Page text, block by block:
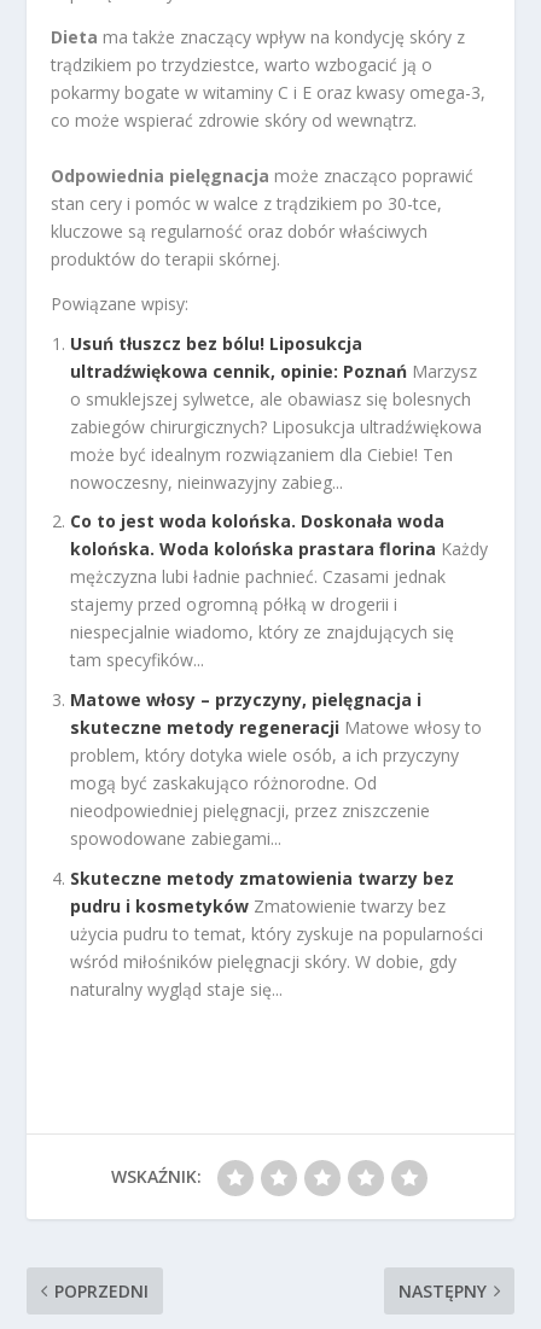
Dieta ma także znaczący wpływ na kondycję skóry z
trądzikiem po trzydziestce, warto wzbogacić ją o
pokarmy bogate w witaminy C i E oraz kwasy omega-3,
co może wspierać zdrowie skóry od wewnątrz.
Odpowiednia pielęgnacja może znacząco poprawić
stan cery i pomóc w walce z trądzikiem po 30-tce,
kluczowe są regularność oraz dobór właściwych
produktów do terapii skórnej.
Powiązane wpisy:
Usuń tłuszcz bez bólu! Liposukcja
ultradźwiękowa cennik, opinie: Poznań Marzysz
o smuklejszej sylwetce, ale obawiasz się bolesnych
zabiegów chirurgicznych? Liposukcja ultradźwiękowa
może być idealnym rozwiązaniem dla Ciebie! Ten
nowoczesny, nieinwazyjny zabieg...
Co to jest woda kolońska. Doskonała woda
kolońska. Woda kolońska prastara florina Każdy
mężczyzna lubi ładnie pachnieć. Czasami jednak
stajemy przed ogromną półką w drogerii i
niespecjalnie wiadomo, który ze znajdujących się
tam specyfików...
Matowe włosy – przyczyny, pielęgnacja i
skuteczne metody regeneracji Matowe włosy to
problem, który dotyka wiele osób, a ich przyczyny
mogą być zaskakująco różnorodne. Od
nieodpowiedniej pielęgnacji, przez zniszczenie
spowodowane zabiegami...
Skuteczne metody zmatowienia twarzy bez
pudru i kosmetyków Zmatowienie twarzy bez
użycia pudru to temat, który zyskuje na popularności
wśród miłośników pielęgnacji skóry. W dobie, gdy
naturalny wygląd staje się...
WSKAŹNIK:
POPRZEDNI NASTĘPNY